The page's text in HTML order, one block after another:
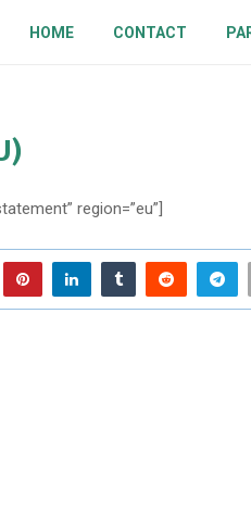
HOME CONTACT
region=”eu”]